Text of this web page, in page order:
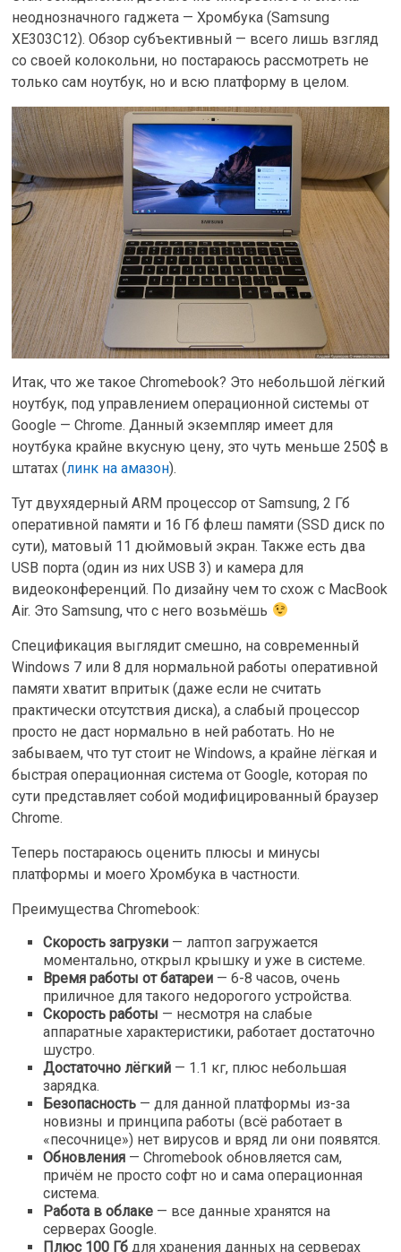
неоднозначного гаджета — Хромбука (Samsung
XE303C12). Обзор субъективный — всего лишь взгляд
со своей колокольни, но постараюсь рассмотреть не
только сам ноутбук, но и всю платформу в целом.
Итак, что же такое Chromebook? Это небольшой лёгкий
ноутбук, под управлением операционной системы от
Google — Chrome. Данный экземпляр имеет для
ноутбука крайне вкусную цену, это чуть меньше 250$ в
штатах (линк на амазон).
Тут двухядерный ARM процессор от Samsung, 2 Гб
оперативной памяти и 16 Гб флеш памяти (SSD диск по
сути), матовый 11 дюймовый экран. Также есть два
USB порта (один из них USB 3) и камера для
видеоконференций. По дизайну чем то схож с MacBook
Air. Это Samsung, что с него возьмёшь
Спецификация выглядит смешно, на современный
Windows 7 или 8 для нормальной работы оперативной
памяти хватит впритык (даже если не считать
практически отсутствия диска), а слабый процессор
просто не даст нормально в ней работать. Но не
забываем, что тут стоит не Windows, а крайне лёгкая и
быстрая операционная система от Googlе, которая по
сути представляет собой модифицированный браузер
Chrome.
Теперь постараюсь оценить плюсы и минусы
платформы и моего Хромбука в частности.
Преимущества Chromebook:
Скорость загрузки — лаптоп загружается
моментально, открыл крышку и уже в системе.
Время работы от батареи — 6-8 часов, очень
приличное для такого недорогого устройства.
Скорость работы — несмотря на слабые
аппаратные характеристики, работает достаточно
шустро.
Достаточно лёгкий — 1.1 кг, плюс небольшая
зарядка.
Безопасность — для данной платформы из-за
новизны и принципа работы (всё работает в
«песочнице») нет вирусов и вряд ли они появятся.
Обновления — Chromebook обновляется сам,
причём не просто софт но и сама операционная
система.
Работа в облаке — все данные хранятся на
серверах Google.
Плюс 100 Гб для хранения данных на серверах